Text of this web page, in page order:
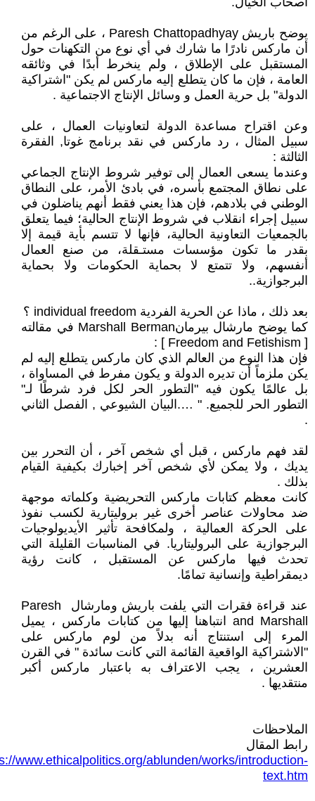
يوضح باريش Paresh Chattopadhyay ، على الرغم من
أن ماركس نادرًا ما شارك في أي نوع من التكهنات حول
المستقبل على الإطلاق ، ولم ينخرط أبدًا في وثائقه
العامة ، فإن ما كان يتطلع إليه ماركس لم يكن "اشتراكية
الدولة" بل حرية العمل و وسائل الإنتاج الاجتماعية .
وعن اقتراح مساعدة الدولة لتعاونيات العمال ، على
سبيل المثال ، رد ماركس في نقد برنامج غوتا, الفقرة
الثالثة :
وعندما يسعى العمال إلى توفير شروط الإنتاج الجماعي
على نطاق المجتمع بأسره، في بادئ الأمر، على النطاق
الوطني في بلادهم، فإن هذا يعني فقط أنهم يناضلون في
سبيل إجراء انقلاب في شروط الإنتاج الحالية؛ فيما يتعلق
بالجمعيات التعاونية الحالية، فإنها لا تتسم بأية قيمة إلا
بقدر ما تكون مؤسسات مستـقلة، من صنع العمال
أنفسهم، ولا تتمتع لا بحماية الحكومات ولا بحماية
البرجوازية..
بعد ذلك ، ماذا عن الحرية الفردية individual freedom ؟
كما يوضح مارشال بيرمانMarshall Berman في مقالته
[ Freedom and Fetishism ] :
فإن هذا النوع من العالم الذي كان ماركس يتطلع إليه لم
يكن ملزماً أن تديره الدولة و يكون مفرط في المساواة ،
بل عالمًا يكون فيه "التطور الحر لكل فرد شرطًا لـ"
التطور الحر للجميع. " ….البيان الشيوعي , الفصل الثاني
.
لقد فهم ماركس ، قبل أي شخص آخر ، أن التحرر بين
يديك ، ولا يمكن لأي شخص آخر إخبارك بكيفية القيام
بذلك .
كانت معظم كتابات ماركس التحريضية وكلماته موجهة
ضد محاولات عناصر أخرى غير بروليتارية لكسب نفوذ
على الحركة العمالية ، ولمكافحة تأثير الأيديولوجيات
البرجوازية على البروليتاريا. في المناسبات القليلة التي
تحدث فيها ماركس عن المستقبل ، كانت رؤية
ديمقراطية وإنسانية تمامًا.
عند قراءة فقرات التي يلفت باريش ومارشال Paresh
and Marshall انتباهنا إليها من كتابات ماركس ، يميل
المرء إلى استنتاج أنه بدلاً من لوم ماركس على
"الاشتراكية الواقعية القائمة التي كانت سائدة " في القرن
العشرين ، يجب الاعتراف به باعتبار ماركس أكبر
منتقديها .
الملاحظات
رابط المقال
www.ethicalpolitics.org/ablunden/works/introduction-
text.htm